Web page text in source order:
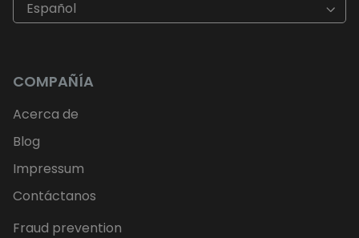
Español
COMPAÑÍA
Acerca de
Blog
Impressum
Contáctanos
Fraud prevention